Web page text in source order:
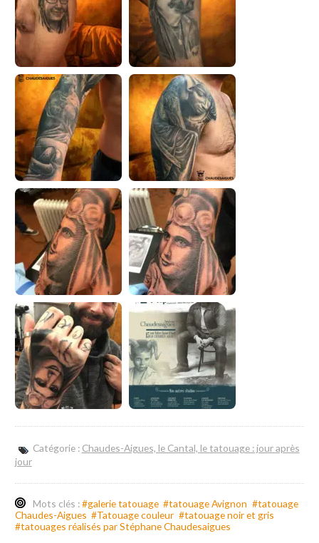
Catégorie : Chaudes-Aigues, le Cantal, le tatouage : jour après
jour
Mots clés :#galerie tatouage #tatouage Avignon #tatouage
Chaudes-Aigues #Tatouage couleur #tatouage noir et gris
#tatouages réalisés par Stéphane Chaudesaigues